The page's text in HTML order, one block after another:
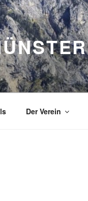
Der Verein